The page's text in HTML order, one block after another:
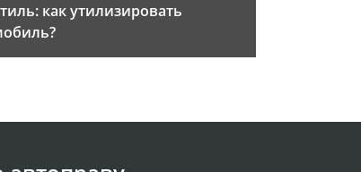
как утилизировать